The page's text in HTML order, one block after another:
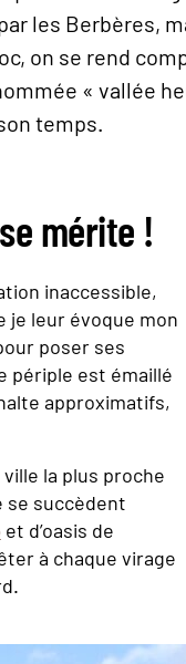
les Berbères,
on se rend
« vallée
temps.
mérite !
inaccessible,
je leur évoque mon
poser ses
périple est émaillé
approximatifs,
la plus proche
se succèdent
et d’oasis de
à chaque virage